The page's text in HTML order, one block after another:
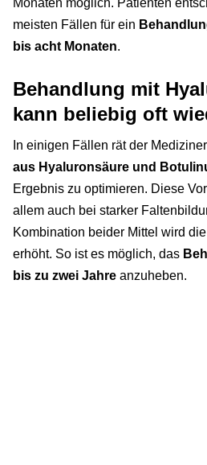
meisten Fällen für ein
bis acht Monaten.
Behandlung mit
kann beliebig oft
In einigen Fällen rät der
aus Hyaluronsäure und
Ergebnis zu optimieren. Diese
allem auch bei starker
Kombination beider Mittel wird
erhöht. So ist es möglich, das
bis zu zwei Jahre anzuheben.